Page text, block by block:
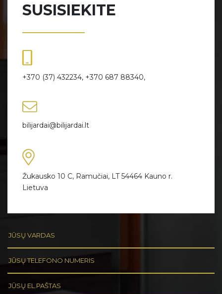
SUSISIEKITE
+370 (37) 432234, +370 687 88340,
bilijardai@bilijardai.lt
Žukausko 10 C, Ramučiai, LT 54464 Kauno r.
Lietuva